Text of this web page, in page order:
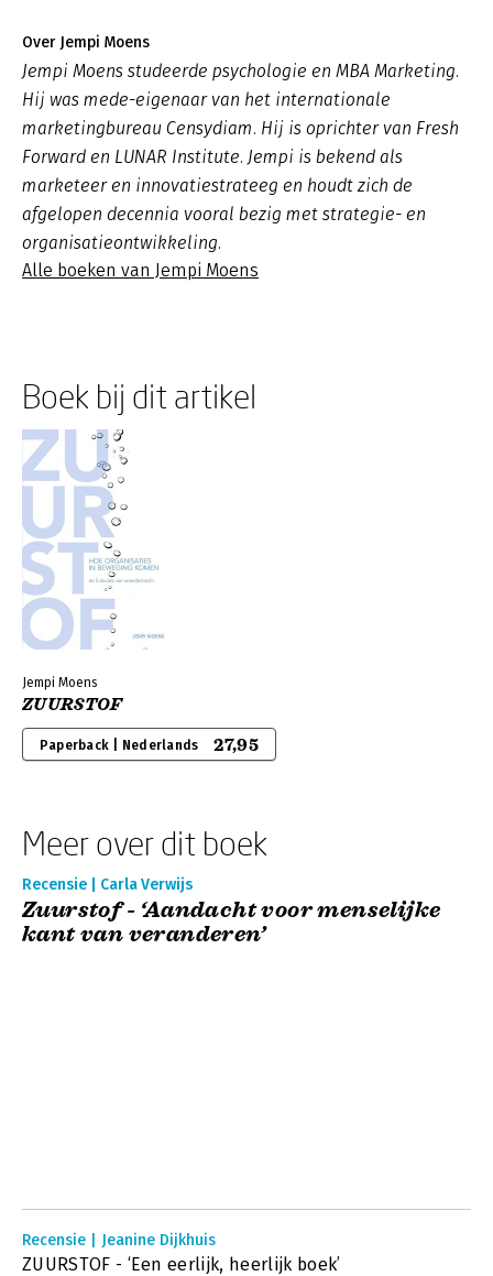
Over Jempi Moens
Jempi Moens studeerde psychologie en MBA Marketing.
Hij was mede-eigenaar van het internationale
marketingbureau Censydiam. Hij is oprichter van Fresh
Forward en LUNAR Institute. Jempi is bekend als
marketeer en innovatiestrateeg en houdt zich de
afgelopen decennia vooral bezig met strategie- en
organisatieontwikkeling.
Alle boeken van Jempi Moens
Boek bij dit artikel
Jempi Moens
ZUURSTOF
Paperback | Nederlands 27,95
Meer over dit boek
Recensie | Carla Verwijs
Zuurstof - ‘Aandacht voor menselijke
kant van veranderen’
Recensie | Jeanine Dijkhuis
ZUURSTOF - ‘Een eerlijk, heerlijk boek’